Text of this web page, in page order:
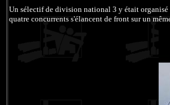
Un sélectif de division national 3 y était organisé
quatre concurrents s'élancent de front sur un